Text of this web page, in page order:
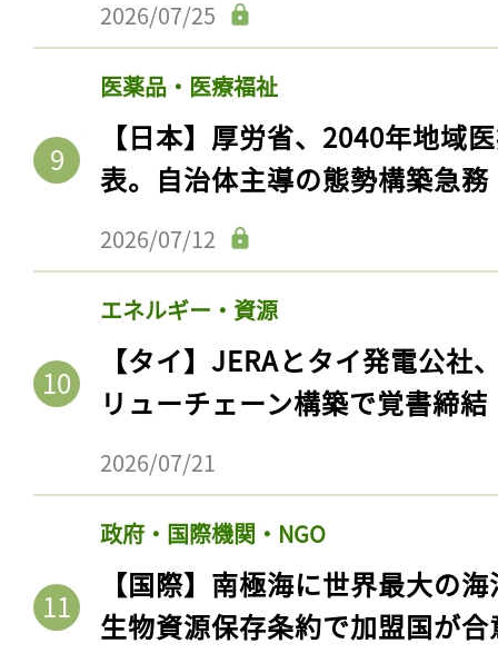
2026/07/25
医薬品・医療福祉
【日本】厚労省、2040年地域
表。自治体主導の態勢構築急務
2026/07/12
エネルギー・資源
【タイ】JERAとタイ発電公社
リューチェーン構築で覚書締結
2026/07/21
政府・国際機関・NGO
【国際】南極海に世界最大の
生物資源保存条約で加盟国が合